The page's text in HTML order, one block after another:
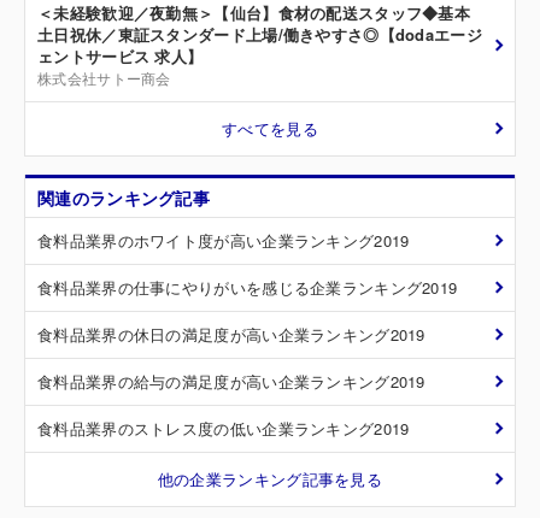
＜未経験歓迎／夜勤無＞【仙台】食材の配送スタッフ◆基本
土日祝休／東証スタンダード上場/働きやすさ◎【dodaエージ
ェントサービス 求人】
株式会社サトー商会
すべてを見る
関連のランキング記事
食料品業界のホワイト度が高い企業ランキング2019
食料品業界の仕事にやりがいを感じる企業ランキング2019
食料品業界の休日の満足度が高い企業ランキング2019
食料品業界の給与の満足度が高い企業ランキング2019
食料品業界のストレス度の低い企業ランキング2019
他の企業ランキング記事を見る